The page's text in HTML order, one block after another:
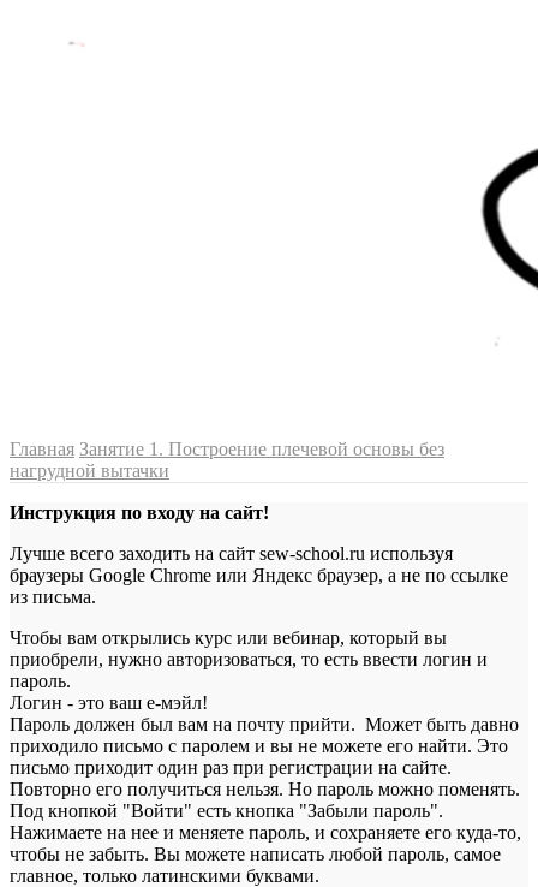
Главная Занятие 1. Построение плечевой основы без
нагрудной вытачки
Инструкция по входу на сайт!
Лучше всего заходить на сайт sew-school.ru используя
браузеры Google Chrome или Яндекс браузер, а не по ссылке
из письма.
Чтобы вам открылись курс или вебинар, который вы
приобрели, нужно авторизоваться, то есть ввести логин и
пароль.
Логин - это ваш е-мэйл!
Пароль должен был вам на почту прийти. Может быть давно
приходило письмо с паролем и вы не можете его найти. Это
письмо приходит один раз при регистрации на сайте.
Повторно его получиться нельзя. Но пароль можно поменять.
Под кнопкой "Войти" есть кнопка "Забыли пароль".
Нажимаете на нее и меняете пароль, и сохраняете его куда-то,
чтобы не забыть. Вы можете написать любой пароль, самое
главное, только латинскими буквами.